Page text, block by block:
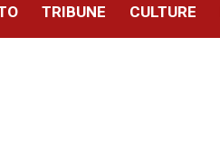
TRIBUNE CULTURE